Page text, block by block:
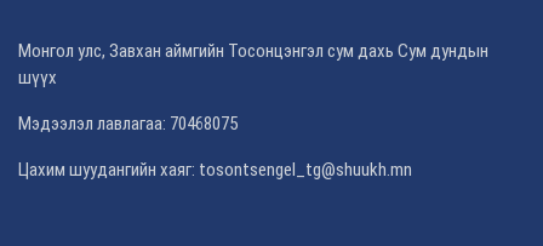
Монгол улс, Завхан аймгийн Тосонцэнгэл сум дахь Сум дундын
шүүх
Мэдээлэл лавлагаа: 70468075
Цахим шуудангийн хаяг: tosontsengel_tg@shuukh.mn